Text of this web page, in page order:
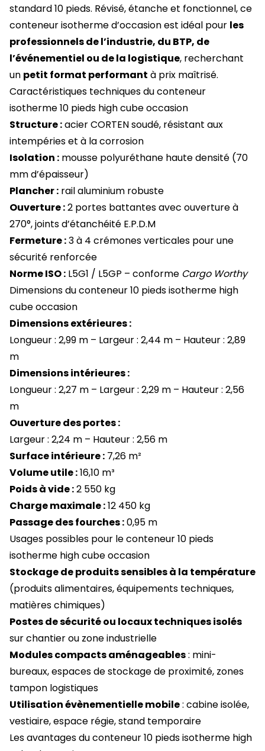
standard 10 pieds. Révisé, étanche et fonctionnel, ce
conteneur isotherme d’occasion est idéal pour les
professionnels de l’industrie, du BTP, de
l’événementiel ou de la logistique, recherchant
un petit format performant à prix maîtrisé.
Caractéristiques techniques du conteneur
isotherme 10 pieds high cube occasion
Structure :acier CORTEN soudé, résistant aux
intempéries et à la corrosion
Isolation : mousse polyuréthane haute densité (70
mm d’épaisseur)
Plancher : rail aluminium robuste
Ouverture :2 portes battantes avec ouverture à
270°, joints d’étanchéité E.P.D.M
Fermeture :3 à 4 crémones verticales pour une
sécurité renforcée
Norme ISO : L5G1 / L5GP – conforme Cargo Worthy
Dimensions du conteneur 10 pieds isotherme high
cube occasion
Dimensions extérieures :
Longueur : 2,99 m – Largeur : 2,44 m – Hauteur : 2,89
m
Dimensions intérieures :
Longueur : 2,27 m – Largeur : 2,29 m – Hauteur : 2,56
m
Ouverture des portes :
Largeur : 2,24 m – Hauteur : 2,56 m
Surface intérieure : 7,26 m²
Volume utile :16,10 m³
Poids à vide :2 550 kg
Charge maximale :12 450 kg
Passage des fourches :0,95 m
Usages possibles pour le conteneur 10 pieds
isotherme high cube occasion
Stockage de produits sensibles à la température
(produits alimentaires, équipements techniques,
matières chimiques)
Postes de sécurité ou locaux techniques isolés
sur chantier ou zone industrielle
Modules compacts aménageables: mini-
bureaux, espaces de stockage de proximité, zones
tampon logistiques
Utilisation évènementielle mobile: cabine isolée,
vestiaire, espace régie, stand temporaire
Les avantages du conteneur 10 pieds isotherme high